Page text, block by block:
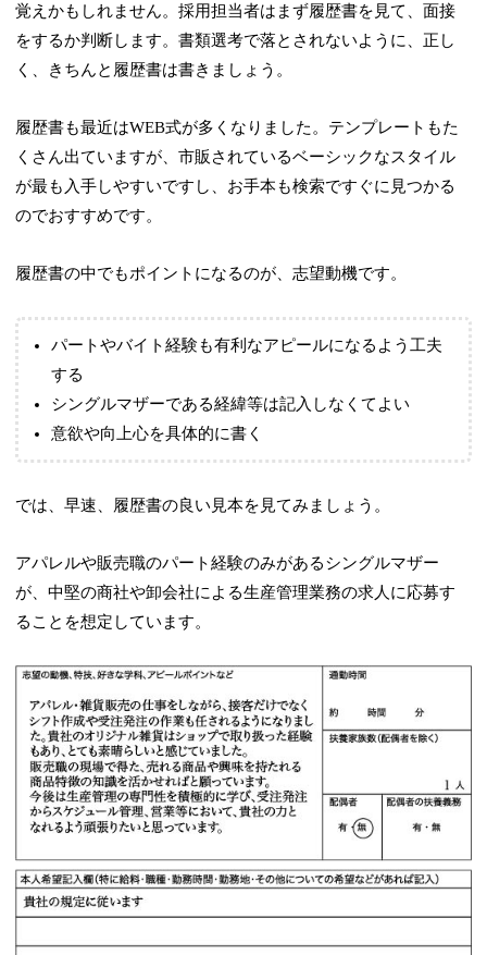
覚えかもしれません。採用担当者はまず履歴書を見て、面接
をするか判断します。書類選考で落とされないように、正し
く、きちんと履歴書は書きましょう。
履歴書も最近はWEB式が多くなりました。テンプレートもた
くさん出ていますが、市販されているベーシックなスタイル
が最も入手しやすいですし、お手本も検索ですぐに見つかる
のでおすすめです。
履歴書の中でもポイントになるのが、志望動機です。
パートやバイト経験も有利なアピールになるよう工夫
する
シングルマザーである経緯等は記入しなくてよい
意欲や向上心を具体的に書く
では、早速、履歴書の良い見本を見てみましょう。
アパレルや販売職のパート経験のみがあるシングルマザー
が、中堅の商社や卸会社による生産管理業務の求人に応募す
ることを想定しています。